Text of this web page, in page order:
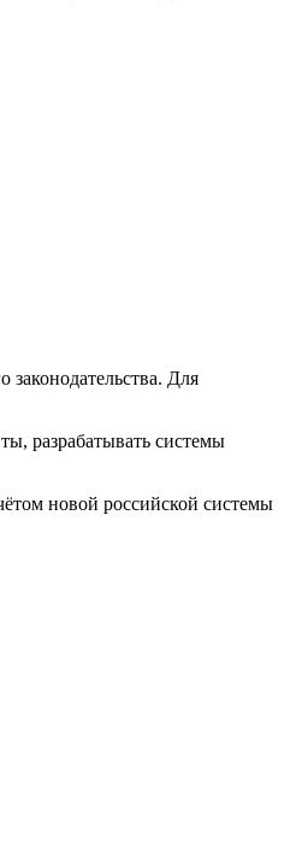
Для
разрабатывать системы
новой российской системы